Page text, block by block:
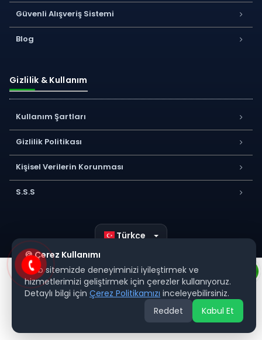
Güvenli Alışveriş Sistemi
Blog
Gizlilik & Kullanım
Kullanım Şartları
Gizlilik Politikası
Kişisel Verilerin Korunması
S.S.S
Türkçe
🍪 Çerez Kullanımı
Web sitemizde deneyiminizi iyileştirmek ve
hizmetlerimizi geliştirmek için çerezler kullanıyoruz.
Detaylı bilgi için Çerez Politikamızı inceleyebilirsiniz.
Reddet
Kabul Et